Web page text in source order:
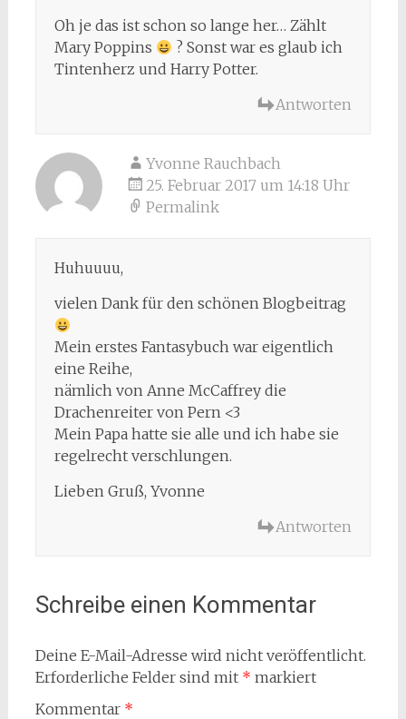
Oh je das ist schon so lange her… Zählt
Mary Poppins
? Sonst war es glaub ich
Tintenherz und Harry Potter.
Antworten
Yvonne Rauchbach
25. Februar 2017 um 14:18 Uhr
Permalink
Huhuuuu,
vielen Dank für den schönen Blogbeitrag
Mein erstes Fantasybuch war eigentlich
eine Reihe,
nämlich von Anne McCaffrey die
Drachenreiter von Pern <3
Mein Papa hatte sie alle und ich habe sie
regelrecht verschlungen.
Lieben Gruß, Yvonne
Antworten
Schreibe einen Kommentar
Deine E-Mail-Adresse wird nicht veröffentlicht.
Erforderliche Felder sind mit * markiert
Kommentar *